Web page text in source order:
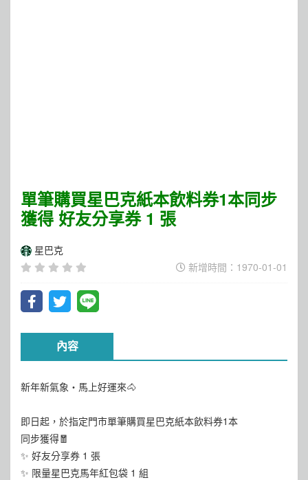
單筆購買星巴克紙本飲料券1本同步
獲得 好友分享券 1 張
星巴克
新增時間：1970-01-01
內容
新年新氣象・馬上好運來🐴
即日起，於指定門市單筆購買星巴克紙本飲料券1本
同步獲得🧧
✨ 好友分享券 1 張
✨ 限量星巴克馬年紅包袋 1 組